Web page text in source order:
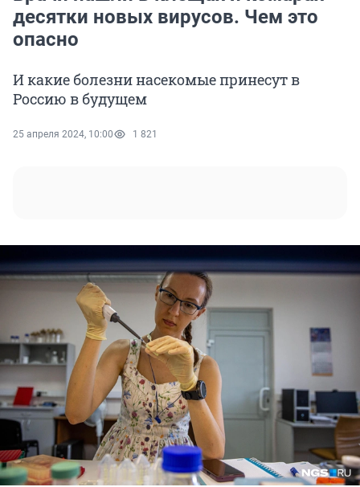
десятки новых вирусов. Чем это
опасно
И какие болезни насекомые принесут в
Россию в будущем
25 апреля 2024, 10:00 1 821